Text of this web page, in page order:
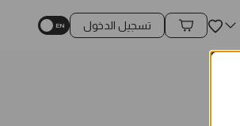
المفضلة
محتويات السلة
تسجيل الدخول